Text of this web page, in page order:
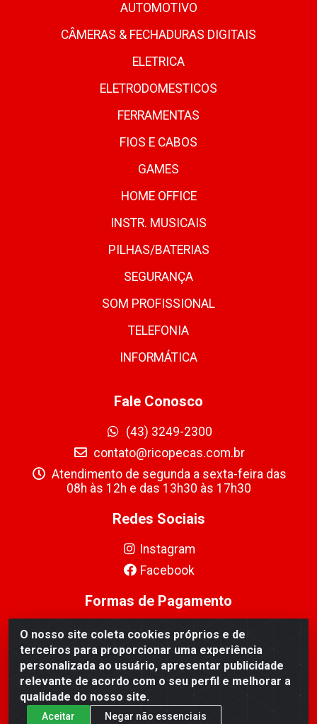
O nosso site coleta cookies próprios e de
terceiros para proporcionar uma experiência
personalizada ao usuário, apresentar publicidade
relevante de acordo com o seu perfil e melhorar a
qualidade do nosso site.
Aceitar Negar não essenciais
AUTOMOTIVO
CÂMERAS & FECHADURAS DIGITAIS
ELETRICA
ELETRODOMESTICOS
FERRAMENTAS
FIOS E CABOS
GAMES
HOME OFFICE
INSTR. MUSICAIS
PILHAS/BATERIAS
SEGURANÇA
SOM PROFISSIONAL
TELEFONIA
INFORMÁTICA
Fale Conosco
(43) 3249-2300
contato@ricopecas.com.br
Atendimento de segunda a sexta-feira das
08h às 12h e das 13h30 às 17h30
Redes Sociais
Instagram
Facebook
Formas de Pagamento
Ricopeças Comércio de componentes Eletrônicos Ltda -
Rua Alicio Francisco Mafra, 968 - Jardim Taroba,
Cambé/PR - CEP 86.191-390 - CNPJ 06.241.208/0001-